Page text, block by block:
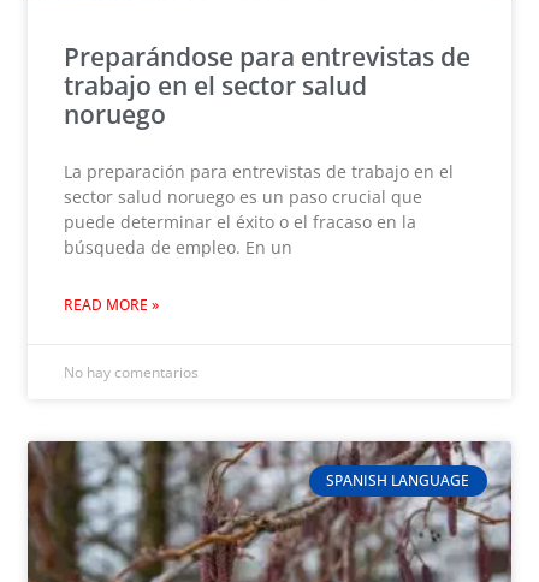
Preparándose para entrevistas de
trabajo en el sector salud
noruego
La preparación para entrevistas de trabajo en el
sector salud noruego es un paso crucial que
puede determinar el éxito o el fracaso en la
búsqueda de empleo. En un
READ MORE »
No hay comentarios
SPANISH LANGUAGE